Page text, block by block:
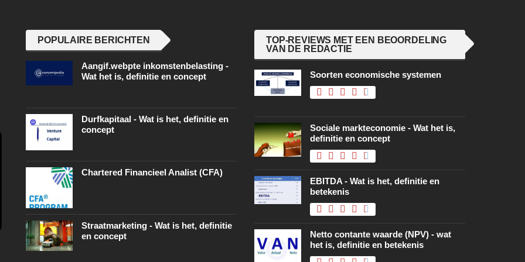
POPULAIRE BERICHTEN
Aangif.webpte inkomstenbelasting -
Wat het is, definitie en concept
Durfkapitaal - Wat is het, definitie en
concept
Chartered Financieel Analist (CFA)
Straatmarketing - Wat is het, definitie
en concept
TOP-REVIEWS MET EEN BEOORDELING
VAN DE REDACTIE
Soorten economische systemen
Sociale markteconomie - Wat het is,
definitie en concept
EBITDA - Wat is het, definitie en
betekenis
Netto contante waarde (NPV) - wat
het is, definitie en betekenis